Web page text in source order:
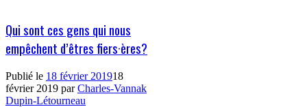
Qui sont ces gens qui nous
empêchent d’êtres fiers·ères?
Publié le 18 février 201918
février 2019 parCharles-Vannak
Dupin-Létourneau